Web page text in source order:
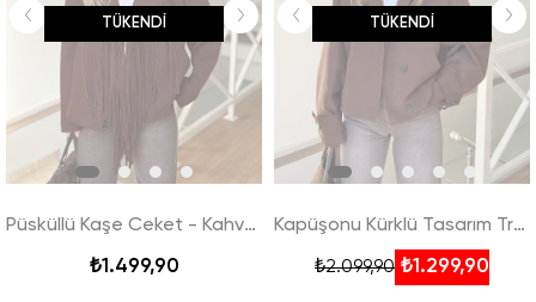
TÜKENDI
Püsküllü Kaşe Ceket - Kahverengi
₺1.499,90
TÜKENDI
Kapüşonu Kürklü Tasarım Trenç - Kahverengi
₺1.299,90
₺2.099,90